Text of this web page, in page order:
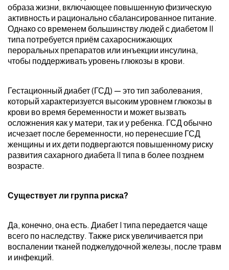
образа жизни, включающее повышенную физическую
активность и рационально сбалансированное питание.
Однако со временем большинству людей с диабетом II
типа потребуется приём сахароснижающих
пероральных препаратов или инъекции инсулина,
чтобы поддерживать уровень глюкозы в крови.
Гестационный диабет (ГСД) — это тип заболевания,
который характеризуется высоким уровнем глюкозы в
крови во время беременности и может вызвать
осложнения как у матери, так и у ребенка. ГСД обычно
исчезает после беременности, но перенесшие ГСД
женщины и их дети подвергаются повышенному риску
развития сахарного диабета II типа в более позднем
возрасте.
Существует ли группа риска?
Да, конечно, она есть. Диабет I типа передается чаще
всего по наследству. Также риск увеличивается при
воспалении тканей поджелудочной железы, после травм
и инфекций.